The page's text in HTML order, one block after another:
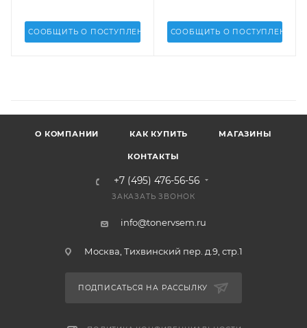
СООБЩИТЬ О ПОСТУПЛЕНИИ СООБЩИТЬ О ПОСТУПЛЕНИИ
О КОМПАНИИ КАК КУПИТЬ МАГАЗИНЫ
КОНТАКТЫ
+7 (495) 476-56-56
ЗАКАЗАТЬ ЗВОНОК
info@tonervsem.ru
Москва, Тихвинский пер. д.9, стр.1
ПОДПИСАТЬСЯ НА РАССЫЛКУ